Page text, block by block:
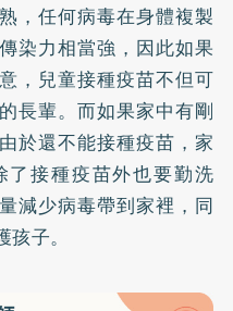
，任何病毒在身體複製
染力相當強，因此如果
，兒童接種疫苗不但可
長輩。而如果家中有剛
於還不能接種疫苗，家
了接種疫苗外也要勤洗
減少病毒帶到家裡，同
子。